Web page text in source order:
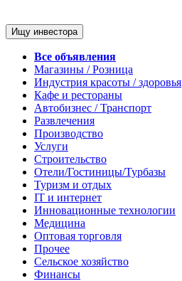
Ищу инвестора
Все объявления
Магазины / Розница
Индустрия красоты / здоровья
Кафе и рестораны
Автобизнес / Транспорт
Развлечения
Производство
Услуги
Строительство
Отели/Гостиницы/Турбазы
Туризм и отдых
IT и интернет
Инновационные технологии
Медицина
Оптовая торговля
Прочее
Сельское хозяйство
Финансы